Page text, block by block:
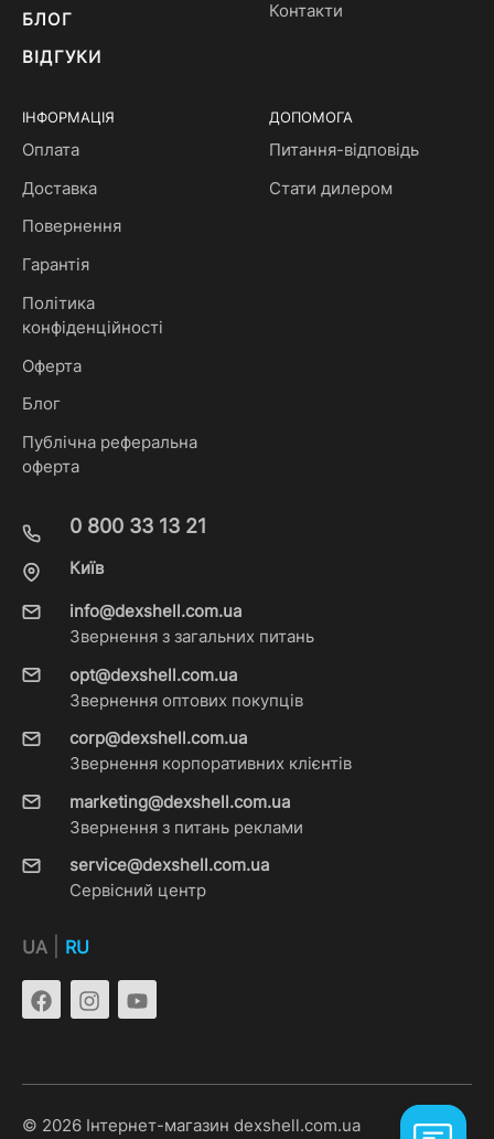
БЛОГ
ВІДГУКИ
Контакти
ІНФОРМАЦІЯ
Оплата
Доставка
Повернення
Гарантія
Політика
конфіденційності
Оферта
Блог
Публічна реферальна
оферта
ДОПОМОГА
Питання-відповідь
Стати дилером
0 800 33 13 21
Київ
info@dexshell.com.ua
Звернення з загальних питань
opt@dexshell.com.ua
Звернення оптових покупців
corp@dexshell.com.ua
Звернення корпоративних клієнтів
marketing@dexshell.com.ua
Звернення з питань реклами
service@dexshell.com.ua
Сервісний центр
UA RU
© 2026 Інтернет-магазин dexshell.com.ua